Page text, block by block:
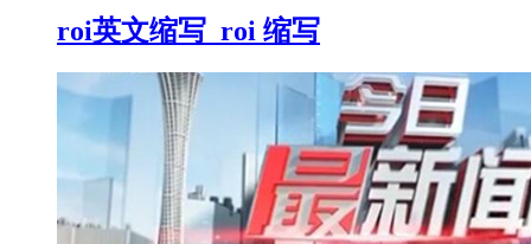
roi英文缩写_roi 缩写